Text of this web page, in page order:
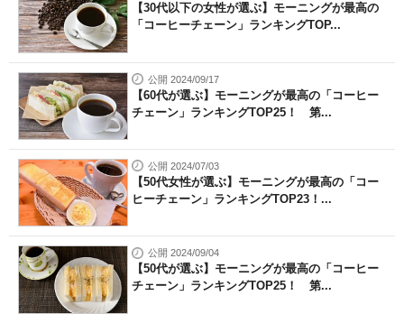
【30代以下の女性が選ぶ】モーニングが最高の
「コーヒーチェーン」ランキングTOP...
公開 2024/09/17
【60代が選ぶ】モーニングが最高の「コーヒー
チェーン」ランキングTOP25！ 第...
公開 2024/07/03
【50代女性が選ぶ】モーニングが最高の「コー
ヒーチェーン」ランキングTOP23！...
公開 2024/09/04
【50代が選ぶ】モーニングが最高の「コーヒー
チェーン」ランキングTOP25！ 第...